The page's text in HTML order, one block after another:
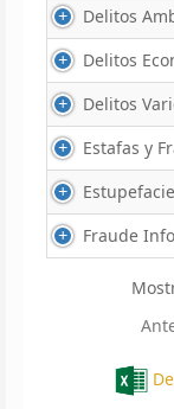
Delitos
Delitos
Delitos
Estafas y
Fraude